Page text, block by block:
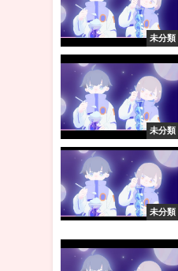
未分類
未分類
未分類